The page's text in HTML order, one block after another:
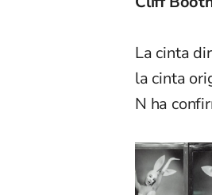
La cinta
la cinta
N ha